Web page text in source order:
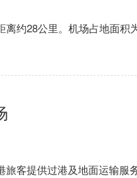
约28公里。机场占地面积
客提供过港及地面运输服务